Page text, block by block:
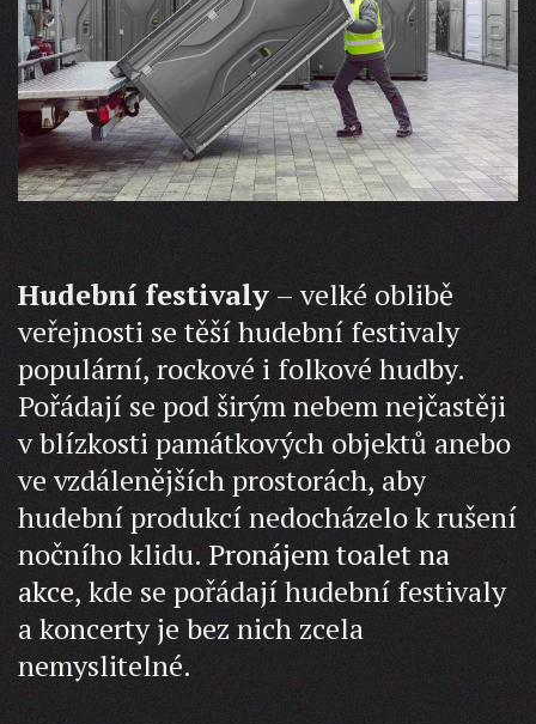
Hudební festivaly– velké oblibě
veřejnosti se těší hudební festivaly
populární, rockové i folkové hudby.
Pořádají se pod širým nebem nejčastěji
v blízkosti památkových objektů anebo
ve vzdálenějších prostorách, aby
hudební produkcí nedocházelo k rušení
nočního klidu. Pronájem toalet na
akce, kde se pořádají hudební festivaly
a koncerty je bez nich zcela
nemyslitelné.